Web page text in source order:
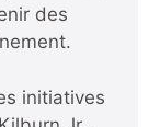
des
initiatives